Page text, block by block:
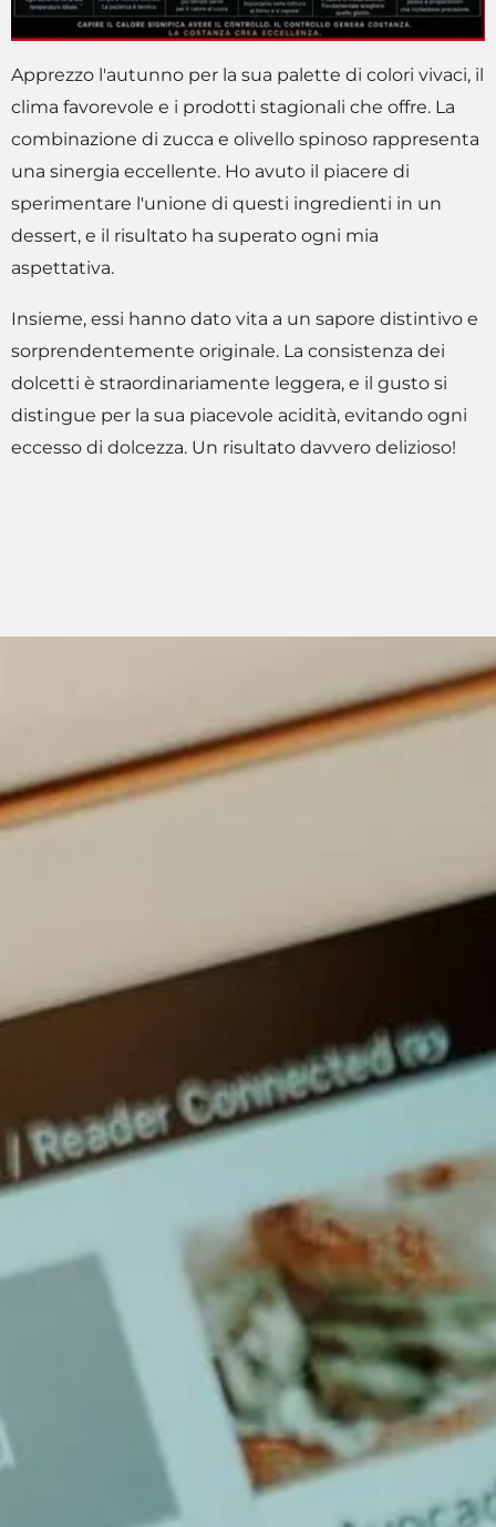
Apprezzo l'autunno per la sua palette di colori vivaci, il
clima favorevole e i prodotti stagionali che offre. La
combinazione di zucca e olivello spinoso rappresenta
una sinergia eccellente. Ho avuto il piacere di
sperimentare l'unione di questi ingredienti in un
dessert, e il risultato ha superato ogni mia
aspettativa.
Insieme, essi hanno dato vita a un sapore distintivo e
sorprendentemente originale. La consistenza dei
dolcetti è straordinariamente leggera, e il gusto si
distingue per la sua piacevole acidità, evitando ogni
eccesso di dolcezza. Un risultato davvero delizioso!